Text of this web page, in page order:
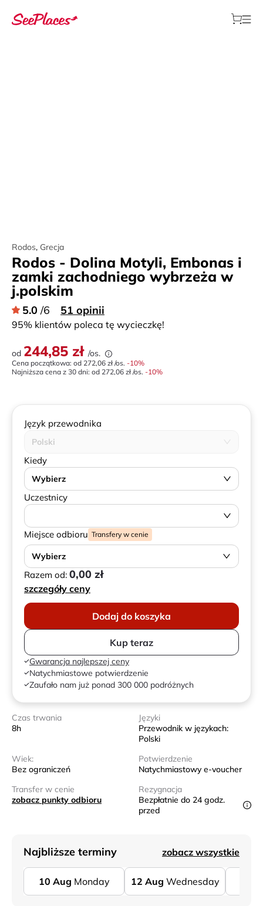
Rodos, Grecja
Rodos - Dolina Motyli, Embonas i
zamki zachodniego wybrzeża w
j.polskim
5.0 /6 51 opinii
95% klientów poleca tę wycieczkę!
od 244,85 zł /os.
Cena początkowa: od 272,06 zł /os. -10%
Najniższa cena z 30 dni: od 272,06 zł /os. -10%
Język przewodnika
Polski
Kiedy
Wybierz
Uczestnicy
Miejsce odbioru Transfery w cenie
Wybierz
Razem od: 0,00 zł
szczegóły ceny
Dodaj do koszyka
Kup teraz
Gwarancja najlepszej ceny
Natychmiastowe potwierdzenie
Zaufało nam już ponad 300 000 podróżnych
Czas trwania
8h
Języki
Przewodnik w językach:
Polski
Wiek:
Bez ograniczeń
Potwierdzenie
Natychmiastowy e-voucher
Transfer w cenie
zobacz punkty odbioru
Rezygnacja
Bezpłatnie do 24 godz.
przed
Najbliższe terminy zobacz wszystkie
10 Aug Monday 12 Aug Wednesday